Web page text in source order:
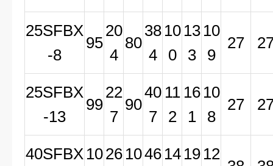
25SFBX
-8
95
20
4
80
38
4
10
0
13
3
10
9
27
25SFBX
-13
99
22
7
90
40
7
11
2
16
1
10
8
27
40SFBX 1026 1046 14 19 12